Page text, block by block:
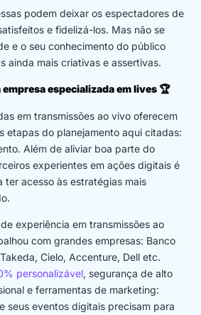
podem deixar os espectadores de
e fidelizá-los. Mas não se
e o seu conhecimento do público
ainda mais criativas e assertivas.
especializada em lives 🏆
em transmissões ao vivo oferecem
etapas do planejamento aqui citadas:
Além de aliviar boa parte do
experientes em ações digitais é
ter acesso às estratégias mais
experiência em transmissões ao
com grandes empresas: Banco
Cielo, Accenture, Dell etc.
personalizável, segurança de alto
e ferramentas de marketing:
seus eventos digitais precisam para